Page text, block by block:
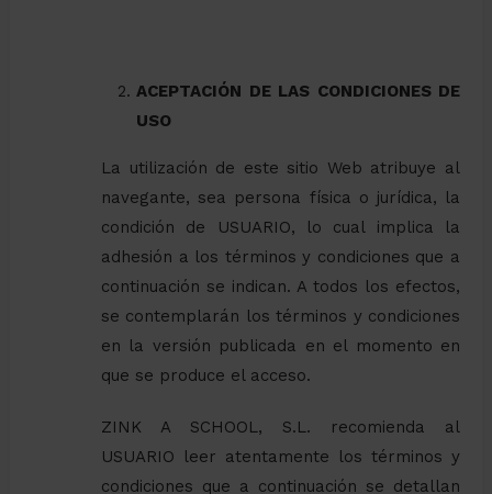
ACEPTACIÓN DE LAS CONDICIONES DE
USO
La utilización de este sitio Web atribuye al
navegante, sea persona física o jurídica, la
condición de USUARIO, lo cual implica la
adhesión a los términos y condiciones que a
continuación se indican. A todos los efectos,
se contemplarán los términos y condiciones
en la versión publicada en el momento en
que se produce el acceso.
ZINK A SCHOOL, S.L. recomienda al
USUARIO leer atentamente los términos y
condiciones que a continuación se detallan